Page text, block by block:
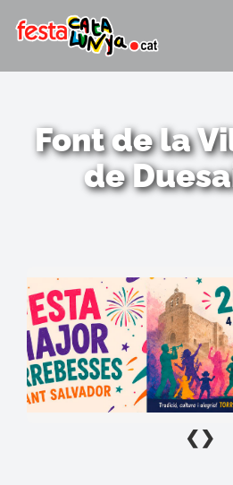
Font de la
de
❮ ❯